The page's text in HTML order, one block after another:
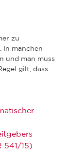
zu
In manchen
und man muss
gilt, dass
541/15)